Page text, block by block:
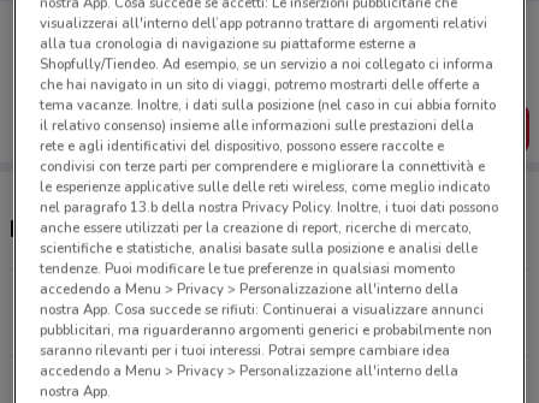
Porta DoveConviene sempre con te!
Puoi trovare le migliori offerte dei negozi vicino a te,
salvarle e creare la tua lista del risparmio, comodamente
dal tuo cellulare.
SCARICA L’APP
Ristoranti Ye's Food nelle vicinanze
S. Gregorio 45, angolo via Tenca Milano
12.8 km
visualizzerai all'interno dell’app potranno trattare di argomenti relativi
alla tua cronologia di navigazione su piattaforme esterne a
Shopfully/Tiendeo. Ad esempio, se un servizio a noi collegato ci informa
che hai navigato in un sito di viaggi, potremo mostrarti delle offerte a
tema vacanze. Inoltre, i dati sulla posizione (nel caso in cui abbia fornito
il relativo consenso) insieme alle informazioni sulle prestazioni della
rete e agli identificativi del dispositivo, possono essere raccolte e
condivisi con terze parti per comprendere e migliorare la connettività e
le esperienze applicative sulle delle reti wireless, come meglio indicato
nel paragrafo 13.b della nostra Privacy Policy. Inoltre, i tuoi dati possono
anche essere utilizzati per la creazione di report, ricerche di mercato,
scientifiche e statistiche, analisi basate sulla posizione e analisi delle
tendenze. Puoi modificare le tue preferenze in qualsiasi momento
accedendo a Menu > Privacy > Personalizzazione all'interno della
nostra App. Cosa succede se rifiuti: Continuerai a visualizzare annunci
pubblicitari, ma riguarderanno argomenti generici e probabilmente non
saranno rilevanti per i tuoi interessi. Potrai sempre cambiare idea
accedendo a Menu > Privacy > Personalizzazione all'interno della
nostra App.